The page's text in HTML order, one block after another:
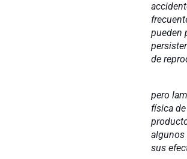
pueden
de
Que,
pero
física
algunos
sus